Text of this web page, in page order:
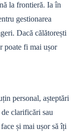
la frontieră. Ia în
gestionarea
Dacă călătorești
poate fi mai ușor
personal, așteptări
clarificări sau
și mai ușor să îți